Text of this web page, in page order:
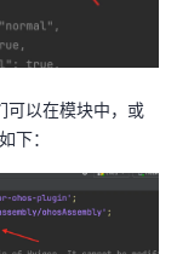
可以在模块中，或
下：